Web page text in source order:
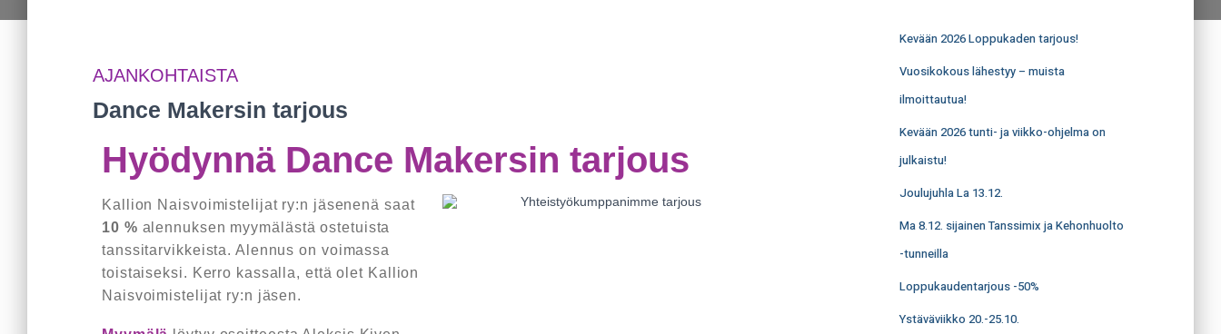
AJANKOHTAISTA
Dance Makersin tarjous
Hyödynnä Dance Makersin tarjous
Kallion Naisvoimistelijat ry:n jäsenenä saat
10 % alennuksen myymälästä ostetuista
tanssitarvikkeista. Alennus on voimassa
toistaiseksi. Kerro kassalla, että olet Kallion
Naisvoimistelijat ry:n jäsen.
Kevään 2026 Loppukaden tarjous!
Vuosikokous lähestyy – muista
ilmoittautua!
Kevään 2026 tunti- ja viikko-ohjelma on
julkaistu!
Joulujuhla La 13.12.
Ma 8.12. sijainen Tanssimix ja Kehonhuolto
-tunneilla
Loppukaudentarjous -50%
Ystäväviikko 20.-25.10.